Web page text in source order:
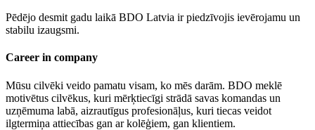
Pēdējo desmit gadu laikā BDO Latvia ir piedzīvojis ievērojamu un
stabilu izaugsmi.
Career in company
Mūsu cilvēki veido pamatu visam, ko mēs darām. BDO meklē
motivētus cilvēkus, kuri mērķtiecīgi strādā savas komandas un
uzņēmuma labā, aizrautīgus profesionāļus, kuri tiecas veidot
ilgtermiņa attiecības gan ar kolēģiem, gan klientiem.